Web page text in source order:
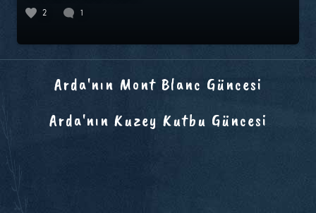
2 1
Arda'nın Mont Blanc Güncesi
Arda'nın Kuzey Kutbu Güncesi